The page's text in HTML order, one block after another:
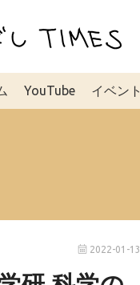
YouTube イベント
2022-01-13